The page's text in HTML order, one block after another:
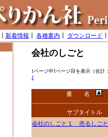
新着情報 各種案内 ダウンロード
会社のしごと
1ページ中1ページ目を表示（合計
1
書 名
サブタイトル
会社のしごと１ 売るしごと